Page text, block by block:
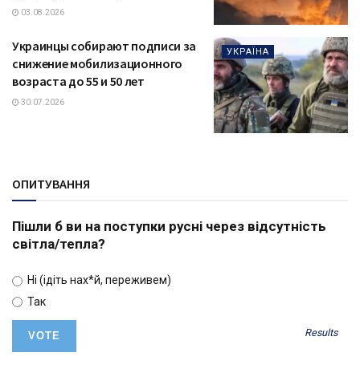
03.08.2026
УКРАЇНА
Украинцы собирают подписи за
снижение мобилизационного
возраста до 55 и 50 лет
30.07.2026
ОПИТУВАННЯ
Пішли б ви на поступки русні через відсутність
світла/тепла?
Ні (ідіть нах*й, переживем)
Так
Results